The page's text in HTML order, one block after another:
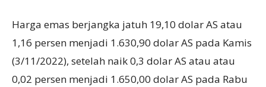
Harga emas berjangka jatuh 19,10 dolar AS atau
1,16 persen menjadi 1.630,90 dolar AS pada Kamis
(3/11/2022), setelah naik 0,3 dolar AS atau atau
0,02 persen menjadi 1.650,00 dolar AS pada Rabu